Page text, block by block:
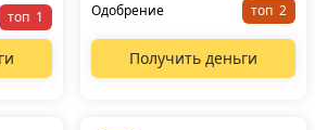
топ
Одобрение
топ
Получить деньги